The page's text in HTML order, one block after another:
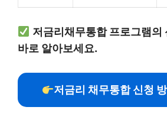
저금리채무통합 프로그램의
바로 알아보세요.
저금리 채무통합 신청